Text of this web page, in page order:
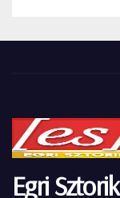
Egri Sztorik